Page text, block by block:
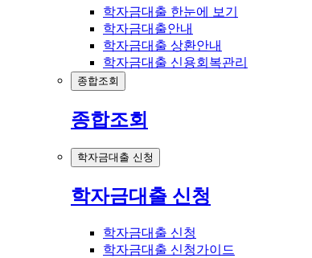
학자금대출 한눈에 보기
학자금대출안내
학자금대출 상환안내
학자금대출 신용회복관리
종합조회
종합조회
학자금대출 신청
학자금대출 신청
학자금대출 신청
학자금대출 신청가이드